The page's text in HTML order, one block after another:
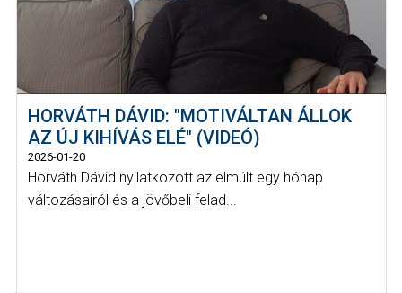
HORVÁTH DÁVID: "MOTIVÁLTAN ÁLLOK
AZ ÚJ KIHÍVÁS ELÉ" (VIDEÓ)
2026-01-20
Horváth Dávid nyilatkozott az elmúlt egy hónap
változásairól és a jövőbeli felad...